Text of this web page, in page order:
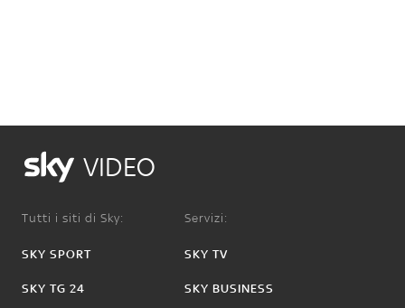
VIDEO
Tutti i siti di Sky:
SKY SPORT
SKY TG 24
Servizi:
SKY TV
SKY BUSINESS